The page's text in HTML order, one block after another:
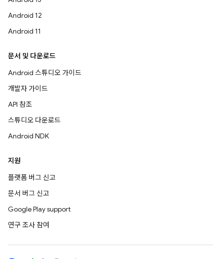
Android 12
Android 11
문서 및 다운로드
Android 스튜디오 가이드
개발자 가이드
API 참조
스튜디오 다운로드
Android NDK
지원
플랫폼 버그 신고
문서 버그 신고
Google Play support
연구 조사 참여